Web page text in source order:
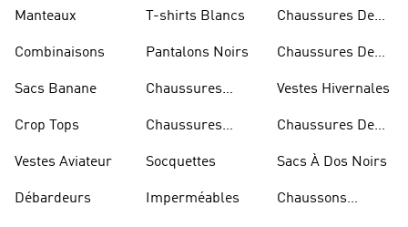
Manteaux
Combinaisons
Sacs Banane
Crop Tops
Vestes Aviateur
Débardeurs
T-shirts Blancs
Pantalons Noirs
Chaussures
Chaussures
Socquettes
Imperméables
Chaussures De
Chaussures De
Vestes Hivernales
Chaussures De
Sacs À Dos Noirs
Chaussons